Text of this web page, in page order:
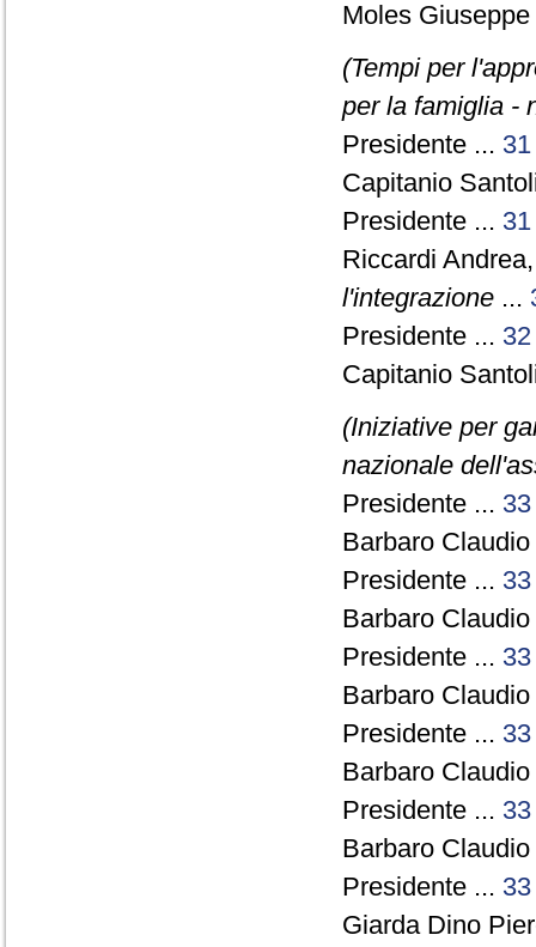
Moles
(Tempi per
per la famiglia -
Presidente ... 31
Capitanio
Presidente ... 31
Riccardi
l'integrazione ...
Presidente ... 32
Capitanio
(Iniziative per
nazionale
Presidente ... 33
Barbaro
Presidente ... 33
Barbaro
Presidente ... 33
Barbaro
Presidente ... 33
Barbaro
Presidente ... 33
Barbaro
Presidente ... 33
Giarda Dino